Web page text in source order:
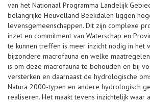
van het Nationaal Programma Landelijk
belangrijke Heuvelland Beekdalen liggen
levensgemeenschappen. Dit zijn complexe
inzet en commitment van Waterschap en
te kunnen treffen is meer inzicht nodig in het
bijzondere macrofauna en welke
is om deze macrofauna te behouden en bij
versterken en daarnaast de hydrologische
Natura 2000-typen en andere hydrologisch
realiseren. Het maakt tevens inzichtelijk waar